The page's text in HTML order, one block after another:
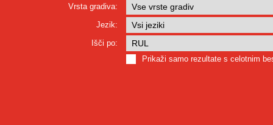
Vrsta gradiva:
Jezik:
Išči po:
Prikaži samo rezultate s celotnim